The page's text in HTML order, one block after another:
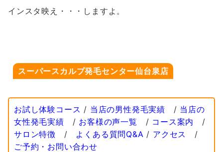
インスタ映え・・・しますよ。
スーパースカルプ発毛センター仙台泉店
お試し体験コース / 当店の男性発毛実績 / 当店の
女性発毛実績 / お客様の声一覧 / コース案内
/
サロン特徴 / よくある質問Q&A / アクセス
/
ご予約・お問い合わせ